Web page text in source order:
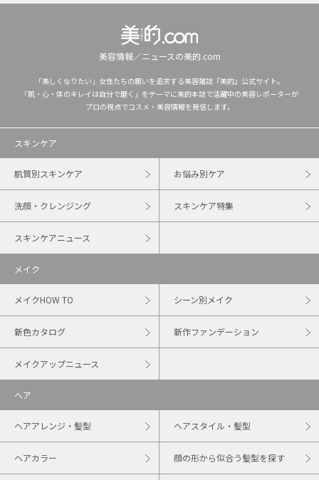
美容情報／ニュースの美的.com
「美しくなりたい」女性たちの願いを追求する美容雑誌『美的』公式サイト。
「肌・心・体のキレイは自分で磨く」をテーマに美的本誌で活躍中の美容レポーターが
プロの視点でコスメ・美容情報を発信します。
スキンケア
肌質別スキンケア お悩み別ケア
洗顔・クレンジング スキンケア特集
スキンケアニュース
メイク
メイクHOW TO シーン別メイク
新色カタログ 新作ファンデーション
メイクアップニュース
ヘア
ヘアアレンジ・髪型 ヘアスタイル・髪型
ヘアカラー 顔の形から似合う髪型を探す